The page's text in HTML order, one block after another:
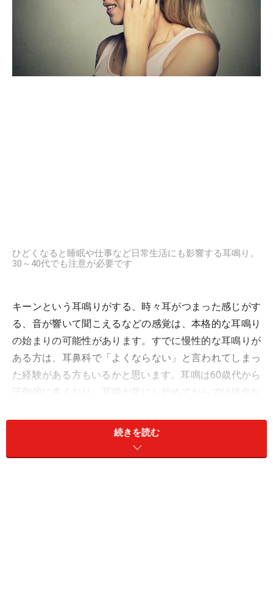
ひどくなると睡眠や仕事など日常生活にも影響する耳鳴り。
30～40代でも注意が必要です
キーンという耳鳴りがする、時々耳がつまった感じがす
る、音が響いて聞こえるなどの感覚は、本格的な耳鳴り
の始まりの可能性があります。すでに慢性的な耳鳴りが
ある方は、耳鼻科で「よくならない」と言われてしまっ
た経験がある方もいるかと思います。耳鳴は60歳代から
圧倒的に多くなり、耳鳴が常にし始めてからでは残念な
30～40代の早い段階から注意することが重要です。
また、耳鳴り自体で命を落とすことはありませんが、ひ
続きを読む